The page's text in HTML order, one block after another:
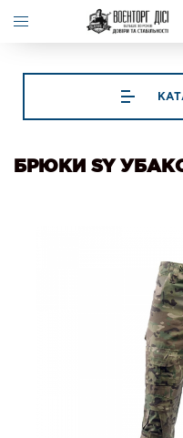
БРЮКИ SY УБАКС